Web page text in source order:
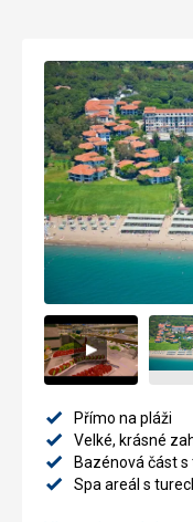
Přímo na pláži
Velké, krásné
Bazénová část
Spa areál s